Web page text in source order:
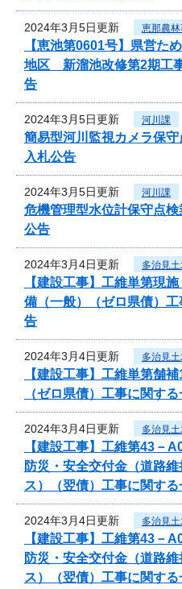
2024年3月5日更新 恵那農
【恵池第0601号】県営た
地区 新溜池改修第2期工
告
2024年3月5日更新 河川課
簡易型河川監視カメラ保
入札公告
2024年3月5日更新 河川課
危機管理型水位計保守点
公告
2024年3月4日更新 多治見
【建設工事】工維単第
備（一般）（ゼロ県債）
告
2024年3月4日更新 多治見
【建設工事】工維単第
（ゼロ県債）工事に関す
2024年3月4日更新 多治見
【建設工事】工維第43
防災・安全交付金（道路
ス）（翌債）工事に関す
2024年3月4日更新 多治見
【建設工事】工維第43
防災・安全交付金（道路
ス）（翌債）工事に関す